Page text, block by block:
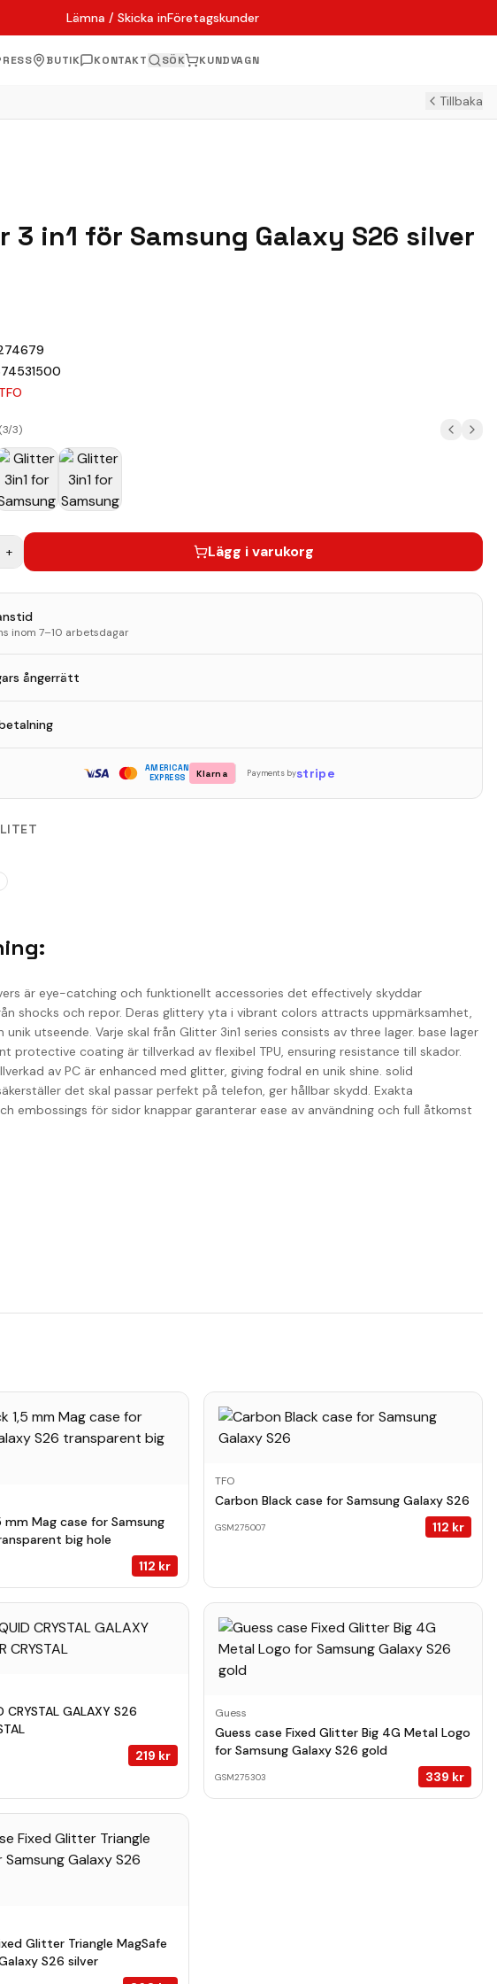
Lämna / Skicka inFöretagskunder
BUTIK KONTAKT SÖK KUNDVAGN
Tillbaka
3 in1 för Samsung Galaxy S26 silver
TFO
3/3)
+ Lägg i varukorg
inom 7–10 arbetsdagar
ångerrätt
AMERICAN
EXPRESS
Klarna Payments bystripe
är eye-catching och funktionellt accessories det effectively skyddar
shocks och repor. Deras glittery yta i vibrant colors attracts uppmärksamhet,
unik utseende. Varje skal från Glitter 3in1 series consists av three lager. base lager
protective coating är tillverkad av flexibel TPU, ensuring resistance till skador.
av PC är enhanced med glitter, giving fodral en unik shine. solid
det skal passar perfekt på telefon, ger hållbar skydd. Exakta
embossings för sidor knappar garanterar ease av användning och full åtkomst
mm Mag case for Samsung
big hole
112 kr
TFO
Carbon Black case for Samsung Galaxy S26
GSM275007 112 kr
CRYSTAL GALAXY S26
219 kr
Guess
Guess case Fixed Glitter Big 4G Metal Logo
for Samsung Galaxy S26 gold
GSM275303 339 kr
Glitter Triangle MagSafe
S26 silver